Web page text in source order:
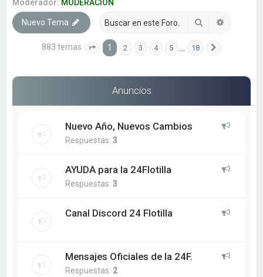
Moderador: MODERACION
Nuevo Tema Buscar
883 temas Página 1de 18
1 2 3 4 5 18
Anuncios
Nuevo Año, Nuevos Cambios
Respuestas:3
AYUDA para la 24Flotilla
Respuestas:3
Canal Discord 24 Flotilla
Mensajes Oficiales de la 24F.
Respuestas: 2